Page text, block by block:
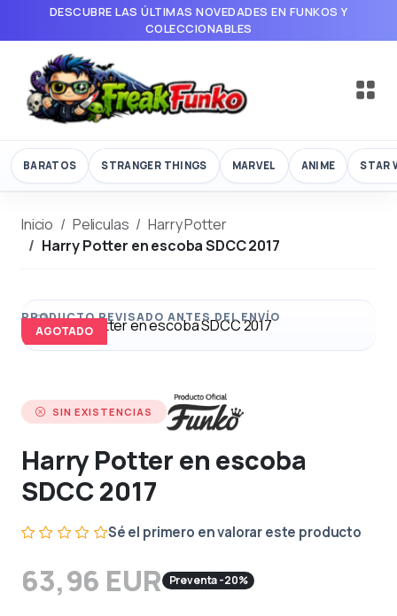
DESCUBRE LAS ÚLTIMAS NOVEDADES EN FUNKOS Y
COLECCIONABLES
BARATOS STRANGER THINGS MARVEL ANIME STAR
Inicio Peliculas
Harry Potter
Harry Potter en escoba SDCC 2017
AGOTADO
SIN EXISTENCIAS
Harry Potter en escoba
SDCC 2017
Sé el primero en valorar este producto
63,96 EUR Preventa -20%